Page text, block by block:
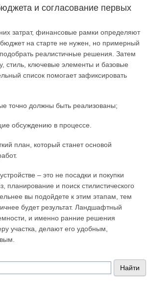
и согласование первых
затрат, финансовые рамки определяют
на старте не нужен, но примерный
реалистичные решения. Затем
стиль, ключевые элементы и базовые
список помогает зафиксировать
точно должны быть реализованы;
обсуждению в процессе.
план, который станет основой
– это не посадки и покупки
планирование и поиск стилистического
вы подойдете к этим этапам, тем
будет результат. Ландшафтный
и именно ранние решения
участка, делают его удобным,